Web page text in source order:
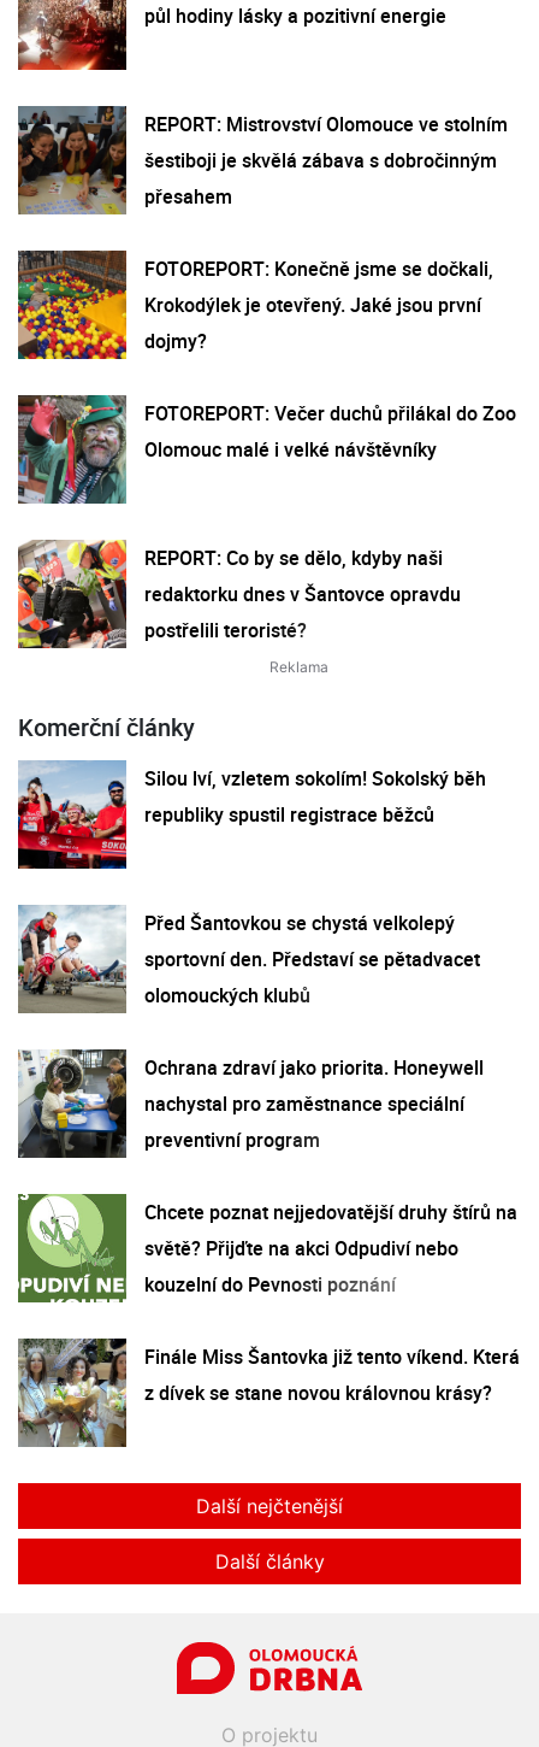
půl hodiny lásky a pozitivní energie
REPORT: Mistrovství Olomouce ve stolním
šestiboji je skvělá zábava s dobročinným
přesahem
FOTOREPORT: Konečně jsme se dočkali,
Krokodýlek je otevřený. Jaké jsou první
dojmy?
FOTOREPORT: Večer duchů přilákal do Zoo
Olomouc malé i velké návštěvníky
REPORT: Co by se dělo, kdyby naši
redaktorku dnes v Šantovce opravdu
postřelili teroristé?
Komerční články
Silou lví, vzletem sokolím! Sokolský běh
republiky spustil registrace běžců
Před Šantovkou se chystá velkolepý
sportovní den. Představí se pětadvacet
olomouckých klubů
Ochrana zdraví jako priorita. Honeywell
nachystal pro zaměstnance speciální
preventivní program
Chcete poznat nejjedovatější druhy štírů na
světě? Přijďte na akci Odpudiví nebo
kouzelní do Pevnosti poznání
Finále Miss Šantovka již tento víkend. Která
z dívek se stane novou královnou krásy?
Další nejčtenější
Další články
O projektu